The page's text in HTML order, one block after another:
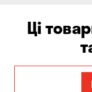
Ці